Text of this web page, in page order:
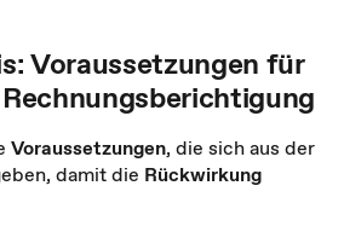
Voraussetzungen für
Voraussetzungen, die sich aus der
damit die Rückwirkung